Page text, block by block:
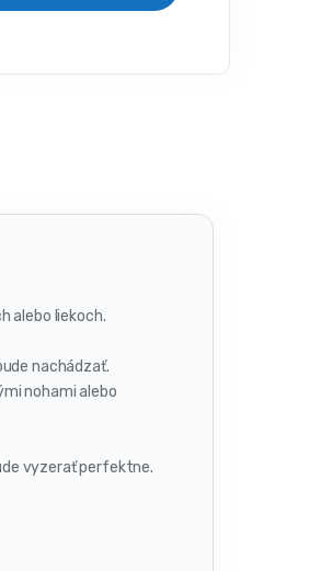
alebo liekoch.
nachádzať.
nohami alebo
vyzerať perfektne.